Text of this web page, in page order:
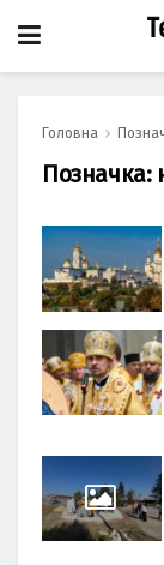
Головна
Позначка: